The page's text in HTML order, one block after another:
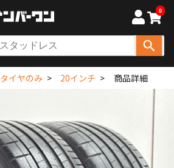
0
タイヤのみ 20インチ 商品詳細